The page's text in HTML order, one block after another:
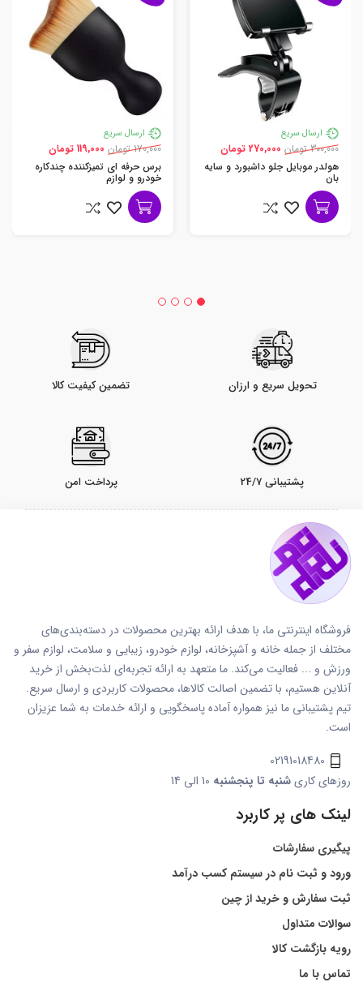
ارسال سریع
300,000 تومان
270,000 تومان
هولدر موبایل جلو داشبورد و سایه
بان
ارسال سریع
170,000 تومان
119,000 تومان
برس حرفه ای تمیزکننده چندکاره
خودرو و لوازم
تحویل سریع و ارزان تضمین کیفیت کالا
پشتیبانی 24/7 پرداخت امن
فروشگاه اینترنتی ما، با هدف ارائه بهترین محصولات در دسته‌بندی‌های
مختلف از جمله خانه و آشپزخانه، لوازم خودرو، زیبایی و سلامت، لوازم سفر و
ورزش و ... فعالیت می‌کند. ما متعهد به ارائه تجربه‌ای لذت‌بخش از خرید
آنلاین هستیم، با تضمین اصالت کالاها، محصولات کاربردی و ارسال سریع.
تیم پشتیبانی ما نیز همواره آماده پاسخگویی و ارائه خدمات به شما عزیزان
است.
02191018480
روزهای کاریشنبه تا پنجشنبه
لینک های پر کاربرد
پیگیری سفارشات
ورود و ثبت نام در سیستم کسب درآمد
ثبت سفارش و خرید از چین
سوالات متداول
رویه بازگشت کالا
تماس با ما